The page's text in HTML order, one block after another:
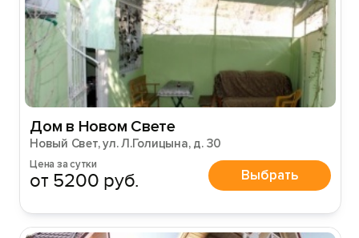
Дом в Новом Свете
Новый Свет, ул. Л.Голицына, д. 30
Цена за сутки
от 5200 руб. Выбрать